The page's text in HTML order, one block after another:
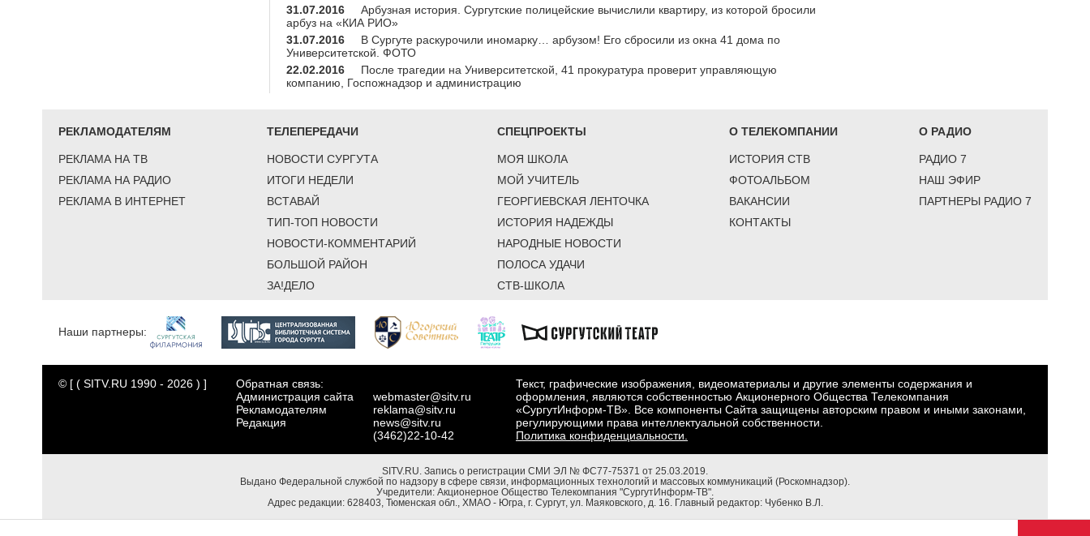
31.07.2016
Арбузная история. Сургутские полицейские вычислили квартиру, из которой бросили
арбуз на «КИА РИО»
31.07.2016
В Сургуте раскурочили иномарку… арбузом! Его сбросили из окна 41 дома по
Университетской. ФОТО
22.02.2016
После трагедии на Университетской, 41 прокуратура проверит управляющую
компанию, Госпожнадзор и администрацию
РЕКЛАМОДАТЕЛЯМ
РЕКЛАМА НА ТВ
РЕКЛАМА НА РАДИО
РЕКЛАМА В ИНТЕРНЕТ
ТЕЛЕПЕРЕДАЧИ
НОВОСТИ СУРГУТА
ИТОГИ НЕДЕЛИ
ВСТАВАЙ
ТИП-ТОП НОВОСТИ
НОВОСТИ-КОММЕНТАРИЙ
БОЛЬШОЙ РАЙОН
ЗА!ДЕЛО
СПЕЦПРОЕКТЫ
МОЯ ШКОЛА
МОЙ УЧИТЕЛЬ
ГЕОРГИЕВСКАЯ ЛЕНТОЧКА
ИСТОРИЯ НАДЕЖДЫ
НАРОДНЫЕ НОВОСТИ
ПОЛОСА УДАЧИ
СТВ-ШКОЛА
О ТЕЛЕКОМПАНИИ
ИСТОРИЯ СТВ
ФОТОАЛЬБОМ
ВАКАНСИИ
КОНТАКТЫ
О РАДИО
РАДИО 7
НАШ ЭФИР
ПАРТНЕРЫ РАДИО 7
Наши партнеры:
© [ ( SITV.RU 1990 - 2026 ) ]
Обратная связь:
Администрация сайта
Рекламодателям
Редакция
webmaster@sitv.ru
reklama@sitv.ru
news@sitv.ru
(3462)22-10-42
Текст, графические изображения, видеоматериалы и другие элементы содержания и
оформления, являются собственностью Акционерного Общества Телекомпания
«СургутИнформ-ТВ». Все компоненты Сайта защищены авторским правом и иными законами,
регулирующими права интеллектуальной собственности.
Политика конфиденциальности.
SITV.RU. Запись о регистрации СМИ ЭЛ № ФС77-75371 от 25.03.2019.
Выдано Федеральной службой по надзору в сфере связи, информационных технологий и массовых коммуникаций (Роскомнадзор).
Учредители: Акционерное Общество Телекомпания "СургутИнформ-ТВ".
Адрес редакции: 628403, Тюменская обл., ХМАО - Югра, г. Сургут, ул. Маяковского, д. 16. Главный редактор: Чубенко В.Л.